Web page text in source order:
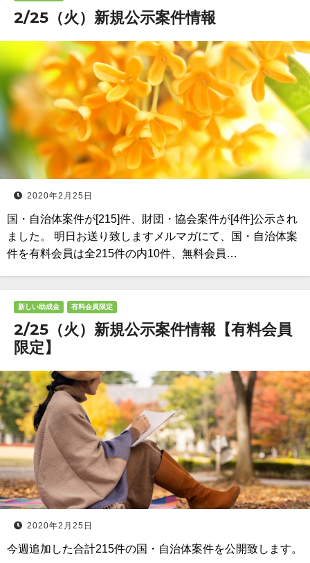
2/25（火）新規公示案件情報
2020年2月25日
国・自治体案件が[215]件、財団・協会案件が[4件]公示され
ました。 明日お送り致しますメルマガにて、国・自治体案
件を有料会員は全215件の内10件、無料会員…
新しい助成金 有料会員限定
2/25（火）新規公示案件情報【有料会員
限定】
2020年2月25日
今週追加した合計215件の国・自治体案件を公開致します。